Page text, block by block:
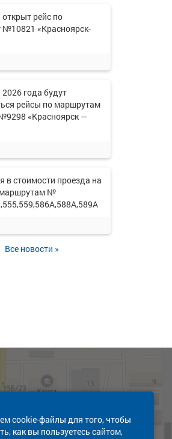
рейс по
№10821 «Красноярск-
года будут
рейсы по маршрутам
«Красноярск —
в стоимости проезда на
№
Все новости »
cookie-файлы для того, чтобы
как вы пользуетесь сайтом,